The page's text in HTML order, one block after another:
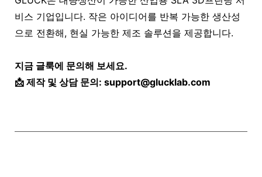
비스 기업입니다. 작은 아이디어를 반복 가능한 생산성
으로 전환해, 현실 가능한 제조 솔루션을 제공합니다.
지금 글룩에 문의해 보세요.
📩 제작 및 상담 문의: support@glucklab.com